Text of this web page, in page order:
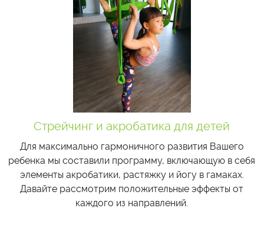
Стрейчинг и акробатика для детей
Для максимально гармоничного развития Вашего
ребенка мы составили программу, включающую в себя
элементы акробатики, растяжку и йогу в гамаках.
Давайте рассмотрим положительные эффекты от
каждого из направлений.